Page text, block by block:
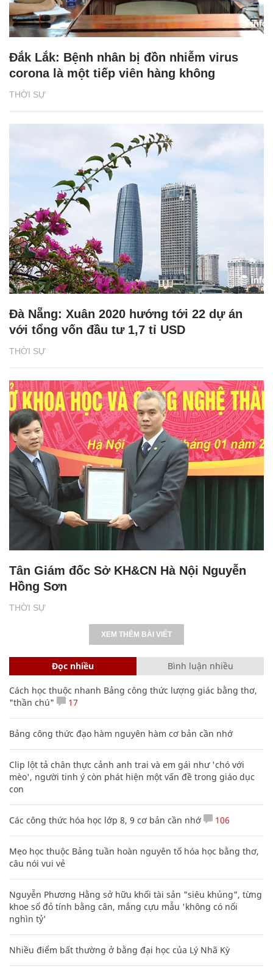
THỜI SỰ
Đắk Lắk: Bệnh nhân bị đồn nhiễm virus
corona là một tiếp viên hàng không
THỜI SỰ
Đà Nẵng: Xuân 2020 hướng tới 22 dự án
với tổng vốn đầu tư 1,7 tỉ USD
THỜI SỰ
Tân Giám đốc Sở KH&CN Hà Nội Nguyễn
Hồng Sơn
XEM THÊM BÀI VIẾT
Đọc nhiều Bình luận nhiều
Cách học thuộc nhanh Bảng công thức lượng giác bằng thơ,
"thần chú"
17
Bảng công thức đạo hàm nguyên hàm cơ bản cần nhớ
Clip lột tả chân thực cảnh anh trai và em gái như 'chó với
mèo', người tinh ý còn phát hiện một vấn đề trong giáo dục
con
Các công thức hóa học lớp 8, 9 cơ bản cần nhớ 106
Mẹo học thuộc Bảng tuần hoàn nguyên tố hóa học bằng thơ,
câu nói vui vẻ
Nguyễn Phương Hằng sở hữu khối tài sản "siêu khủng", từng
khoe sổ đỏ tính bằng cân, mắng cựu mẫu 'không có nổi
nghìn tỷ'
Nhiều điểm bất thường ở bằng đại học của Lý Nhã Kỳ